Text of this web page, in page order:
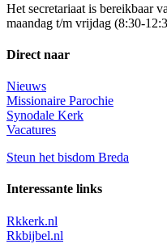
Het secretariaat is bereikbaar
maandag t/m vrijdag (8:30-
Direct naar
Nieuws
Missionaire Parochie
Synodale Kerk
Vacatures
Steun het bisdom Breda
Interessante links
Rkkerk.nl
Rkbijbel.nl